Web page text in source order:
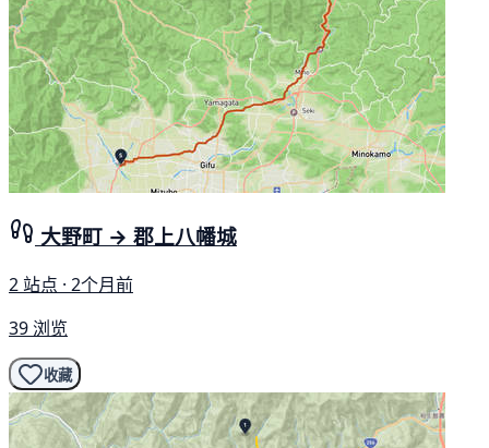
大野町 → 郡上八幡城
2 站点 · 2个月前
39 浏览
收藏